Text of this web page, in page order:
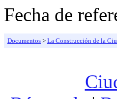
Fecha de
Documentos > La Construcción de la